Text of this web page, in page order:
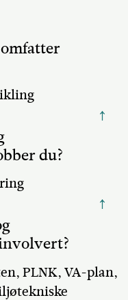
↑
du?
↑
PLNK, VA-plan,